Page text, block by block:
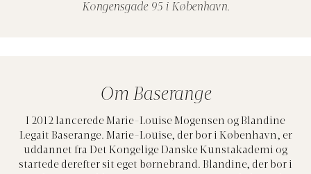
Kongensgade 95 i København.
Om Baserange
I 2012 lancerede Marie-Louise Mogensen og Blandine
Legait Baserange. Marie-Louise, der bor i København, er
uddannet fra Det Kongelige Danske Kunstakademi og
startede derefter sit eget børnebrand. Blandine, der bor i